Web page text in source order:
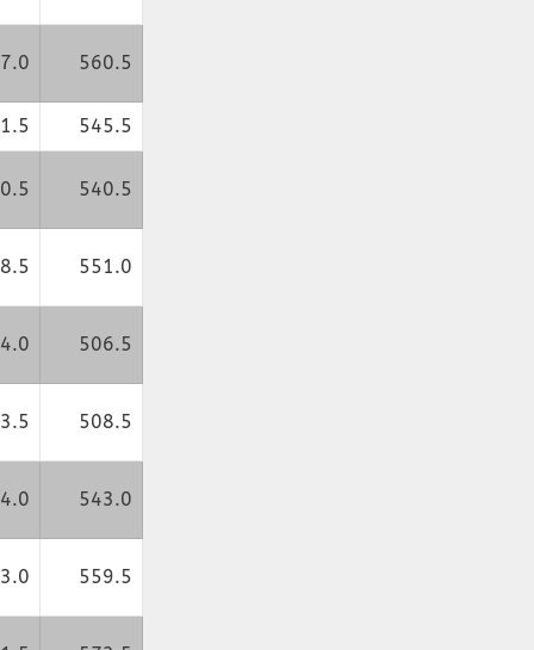
560.5
545.5
540.5
551.0
506.5
508.5
543.0
559.5